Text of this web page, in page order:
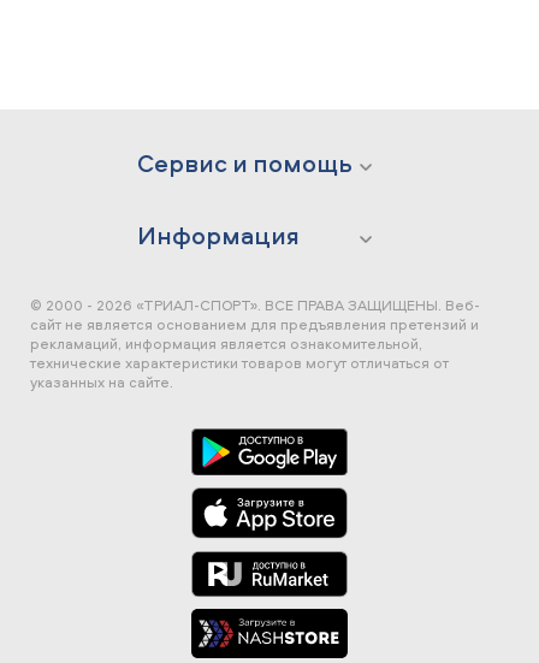
Сервис и помощь
Информация
© 2000 - 2026 «ТРИАЛ-СПОРТ». ВСЕ ПРАВА ЗАЩИЩЕНЫ. Веб-
сайт не является основанием для предъявления претензий и
рекламаций, информация является ознакомительной,
технические характеристики товаров могут отличаться от
указанных на сайте.